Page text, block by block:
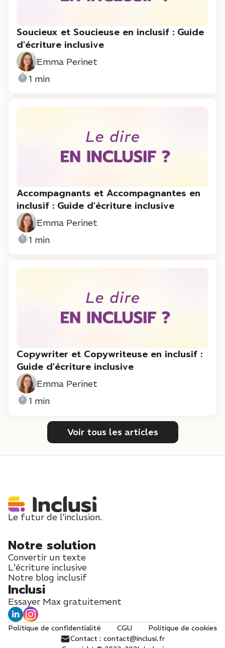
Soucieux et Soucieuse en inclusif : Guide
d'écriture inclusive
Emma Perinet
1 min
Accompagnants et Accompagnantes en
inclusif : Guide d'écriture inclusive
Emma Perinet
1 min
Copywriter et Copywriteuse en inclusif :
Guide d'écriture inclusive
Emma Perinet
1 min
Voir tous les articles
Le futur de l'inclusion.
Notre solution
Convertir un texte
L'écriture inclusive
Notre blog inclusif
Inclusi
Essayer Max gratuitement
Politique de confidentialité CGU
Politique de cookies
Contact : contact@inclusi.fr